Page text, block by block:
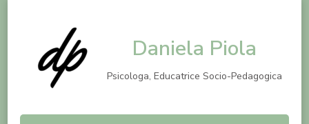
Daniela Piola
Psicologa, Educatrice Socio-Pedagogica